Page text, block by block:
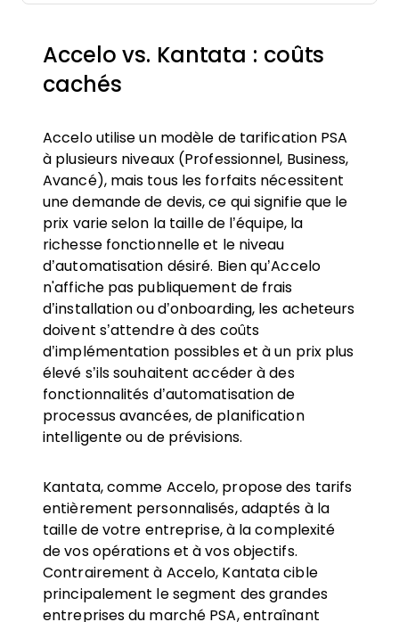
Accelo vs. Kantata : coûts
cachés
Accelo utilise un modèle de tarification PSA
à plusieurs niveaux (Professionnel, Business,
Avancé), mais tous les forfaits nécessitent
une demande de devis, ce qui signifie que le
prix varie selon la taille de l’équipe, la
richesse fonctionnelle et le niveau
d’automatisation désiré. Bien qu’Accelo
n'affiche pas publiquement de frais
d’installation ou d’onboarding, les acheteurs
doivent s’attendre à des coûts
d’implémentation possibles et à un prix plus
élevé s’ils souhaitent accéder à des
fonctionnalités d’automatisation de
processus avancées, de planification
intelligente ou de prévisions.
Kantata, comme Accelo, propose des tarifs
entièrement personnalisés, adaptés à la
taille de votre entreprise, à la complexité
de vos opérations et à vos objectifs.
Contrairement à Accelo, Kantata cible
principalement le segment des grandes
entreprises du marché PSA, entraînant